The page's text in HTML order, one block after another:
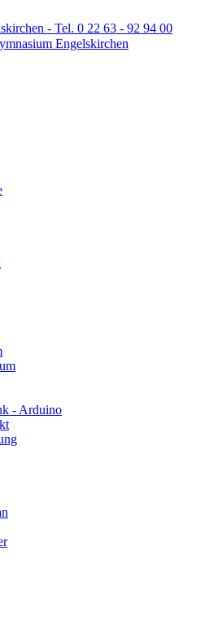
Engelskirchen
- Arduino